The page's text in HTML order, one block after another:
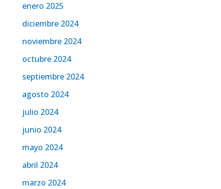
enero 2025
diciembre 2024
noviembre 2024
octubre 2024
septiembre 2024
agosto 2024
julio 2024
junio 2024
mayo 2024
abril 2024
marzo 2024